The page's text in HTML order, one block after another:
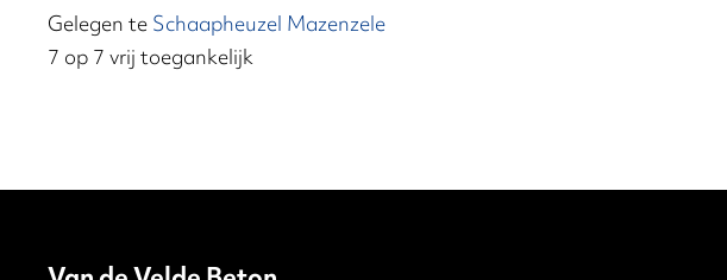
Gelegen teSchaapheuzel Mazenzele
7 op 7 vrij toegankelijk